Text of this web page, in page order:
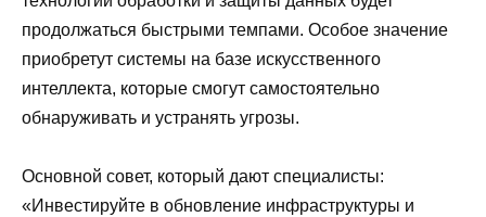
продолжаться быстрыми темпами. Особое значение
приобретут системы на базе искусственного
интеллекта, которые смогут самостоятельно
обнаруживать и устранять угрозы.
Основной совет, который дают специалисты:
«Инвестируйте в обновление инфраструктуры и